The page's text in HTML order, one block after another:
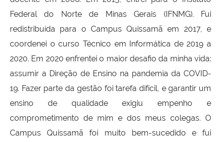
Federal do Norte de Minas Gerais (IFNMG). Fui
redistribuída para o Campus Quissamã em 2017, e
coordenei o curso Técnico em Informática de 2019 a
2020. Em 2020 enfrentei o maior desafio da minha vida:
assumir a Direção de Ensino na pandemia da COVID-
19. Fazer parte da gestão foi tarefa difícil, e garantir um
ensino de qualidade exigiu empenho e
comprometimento de mim e dos meus colegas. O
Campus Quissamã foi muito bem-sucedido e fui